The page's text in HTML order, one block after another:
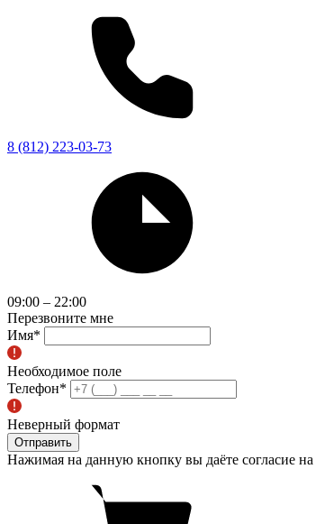
8 (812) 223-03-73
09:00 – 22:00
Перезвоните мне
Имя*
Необходимое поле
Телефон*
Неверный формат
Отправить
Нажимая на данную кнопку вы даёте согласие на